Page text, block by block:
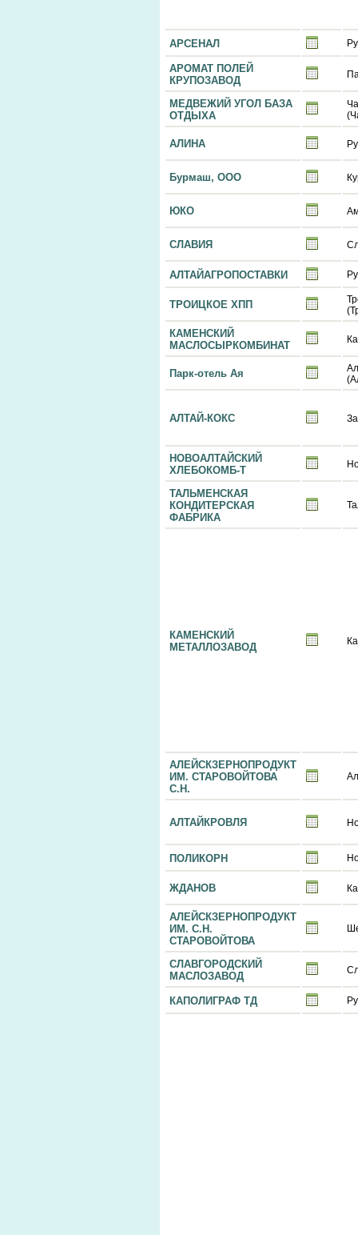
АРСЕНАЛ
АРОМАТ ПОЛЕЙ
КРУПОЗАВОД
МЕДВЕЖИЙ УГОЛ БАЗА
ОТДЫХА
АЛИНА
Бурмаш, ООО
ЮКО
СЛАВИЯ
АЛТАЙАГРОПОСТАВКИ
ТРОИЦКОЕ ХПП
КАМЕНСКИЙ
МАСЛОСЫРКОМБИНАТ
Парк-отель Ая
АЛТАЙ-КОКС
НОВОАЛТАЙСКИЙ
ХЛЕБОКОМБ-Т
ТАЛЬМЕНСКАЯ
КОНДИТЕРСКАЯ
ФАБРИКА
КАМЕНСКИЙ
МЕТАЛЛОЗАВОД
АЛЕЙСКЗЕРНОПРОДУКТ
ИМ. СТАРОВОЙТОВА
С.Н.
АЛТАЙКРОВЛЯ
ПОЛИКОРН
ЖДАНОВ
АЛЕЙСКЗЕРНОПРОДУКТ
ИМ. С.Н.
СТАРОВОЙТОВА
СЛАВГОРОДСКИЙ
МАСЛОЗАВОД
КАПОЛИГРАФ ТД